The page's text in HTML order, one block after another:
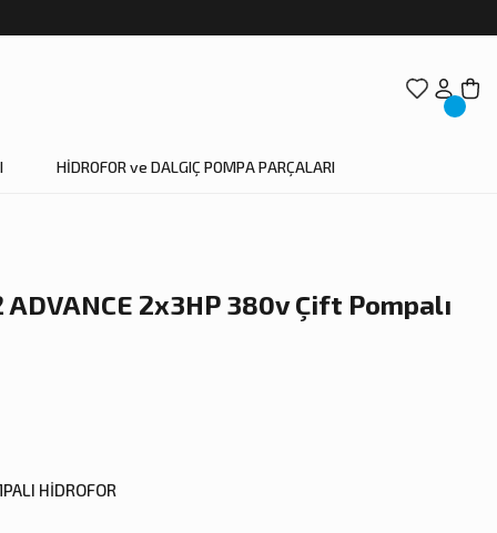
HİDROFOR ve DALGIÇ POMPA PARÇALARI
2x3HP 380v Çift Pompalı
HİDROFOR